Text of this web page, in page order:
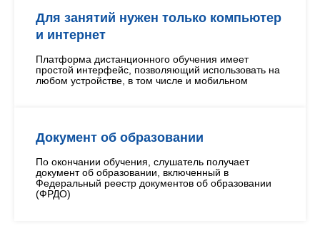
Для занятий нужен только компьютер
и интернет
Платформа дистанционного обучения имеет
простой интерфейс, позволяющий использовать на
любом устройстве, в том числе и мобильном
Документ об образовании
По окончании обучения, слушатель получает
документ об образовании, включенный в
Федеральный реестр документов об образовании
(ФРДО)